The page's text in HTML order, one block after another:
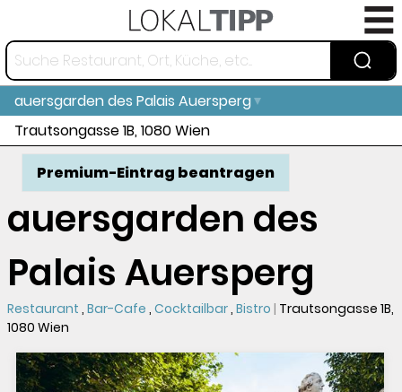
auersgarden des Palais Auersperg
Trautsongasse 1B, 1080 Wien
auersgarden des
Palais Auersperg
Premium-Eintrag beantragen
Restaurant Bar-Cafe Cocktailbar Bistro Trautsongasse 1B,
1080 Wien